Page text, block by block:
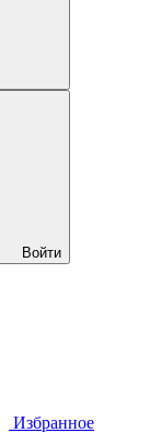
Войти
Избранное